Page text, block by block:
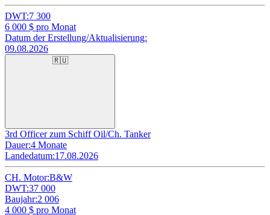
DWT:7 300
6 000 $ pro Monat
Datum der Erstellung/Aktualisierung:
09.08.2026
🇷🇺
3rd Officer zum Schiff Oil/Ch. Tanker
Dauer:4 Monate
Landedatum:17.08.2026
CH. Motor:B&W
DWT:37 000
Baujahr:2 006
4 000 $ pro Monat